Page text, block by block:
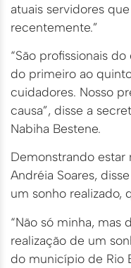
atuais servidores
recentemente.”
“São profissionais
do primeiro ao
cuidadores. Nosso
causa”, disse a
Nabiha Bestene.
Demonstrando estar
Andréia Soares,
um sonho realizado,
“Não só minha, mas
realização de um
do município de Rio